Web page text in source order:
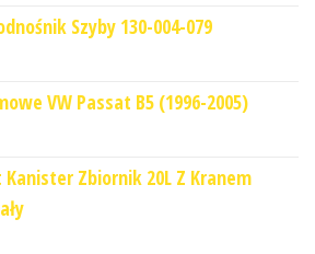
Szyby 130-004-079
VW Passat B5 (1996-2005)
Zbiornik 20L Z Kranem